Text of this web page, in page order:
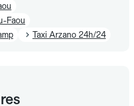
Faou
Taxi Arzano 24h/24